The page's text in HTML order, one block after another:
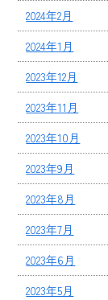
2024年2月
2024年1月
2023年12月
2023年11月
2023年10月
2023年9月
2023年8月
2023年7月
2023年6月
2023年5月